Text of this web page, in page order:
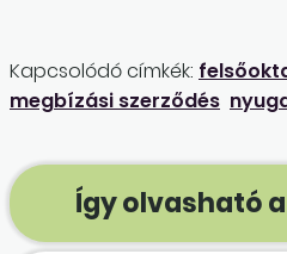
Kapcsolódó címkék:
megbízási szerződés
Így olvasható